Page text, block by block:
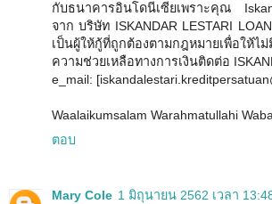
กับธนาคารอินโดนีเซียเพราะคุณ
จาก บริษัท ISKANDAR LESTARI
เป็นผู้ให้กู้ที่ถูกต้องตามกฎหมายเพื่อให้
ความช่วยเหลือทางการเงินติดต่อ
e_mail:
Waalaikumsalam Warahmatullahi
ตอบ
Mary Cole 1 มิถุนายน 2562 เวลา